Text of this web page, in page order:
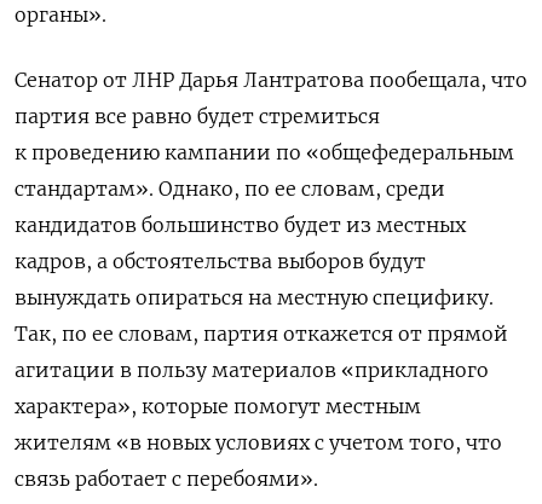
органы».
Сенатор от ЛНР Дарья Лантратова пообещала, что
партия все равно будет стремиться
к проведению кампании по «общефедеральным
стандартам». Однако, по ее словам, среди
кандидатов большинство будет из местных
кадров, а обстоятельства выборов будут
вынуждать опираться на местную специфику.
Так, по ее словам, партия откажется от прямой
агитации в пользу материалов «прикладного
характера», которые помогут местным
жителям «в новых условиях с учетом того, что
связь работает с перебоями».